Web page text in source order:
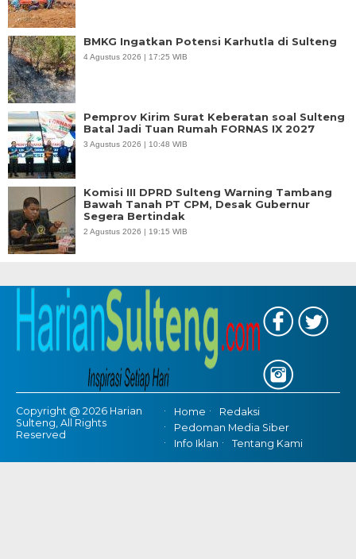
BMKG Ingatkan Potensi Karhutla di Sulteng
4 Agustus 2026 | 17:25 WIB
Pemprov Kirim Surat Keberatan soal Sulteng
Batal Jadi Tuan Rumah FORNAS IX 2027
3 Agustus 2026 | 10:48 WIB
Komisi III DPRD Sulteng Warning Tambang
Bawah Tanah PT CPM, Desak Gubernur
Segera Bertindak
2 Agustus 2026 | 19:15 WIB
Copyright @ 2026 Harian
Sulteng, All Rights
Reserved
Home
Redaksi
Pedoman Media Siber
Info Iklan
Tentang Kami